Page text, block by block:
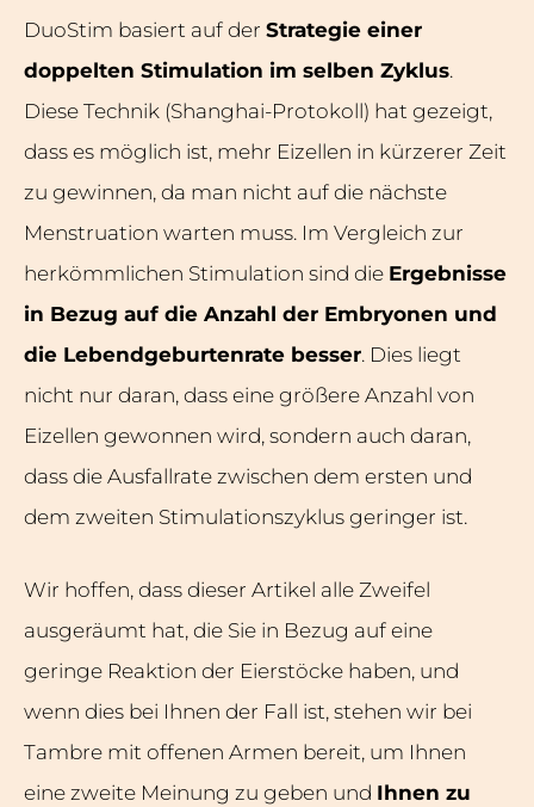
DuoStim basiert auf der Strategie einer
doppelten Stimulation im selben Zyklus.
Diese Technik (Shanghai-Protokoll) hat gezeigt,
dass es möglich ist, mehr Eizellen in kürzerer Zeit
zu gewinnen, da man nicht auf die nächste
Menstruation warten muss. Im Vergleich zur
herkömmlichen Stimulation sind die Ergebnisse
in Bezug auf die Anzahl der Embryonen und
die Lebendgeburtenrate besser. Dies liegt
nicht nur daran, dass eine größere Anzahl von
Eizellen gewonnen wird, sondern auch daran,
dass die Ausfallrate zwischen dem ersten und
dem zweiten Stimulationszyklus geringer ist.
Wir hoffen, dass dieser Artikel alle Zweifel
ausgeräumt hat, die Sie in Bezug auf eine
geringe Reaktion der Eierstöcke haben, und
wenn dies bei Ihnen der Fall ist, stehen wir bei
Tambre mit offenen Armen bereit, um Ihnen
eine zweite Meinung zu geben und Ihnen zu